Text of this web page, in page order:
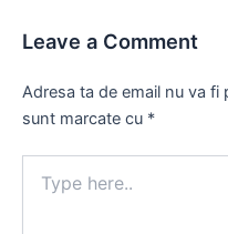
Leave a Comment
Adresa ta de email nu va fi
sunt marcate cu *
here..